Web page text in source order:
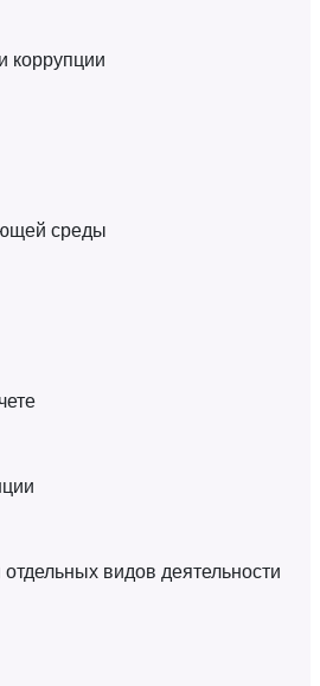
коррупции
среды
видов деятельности